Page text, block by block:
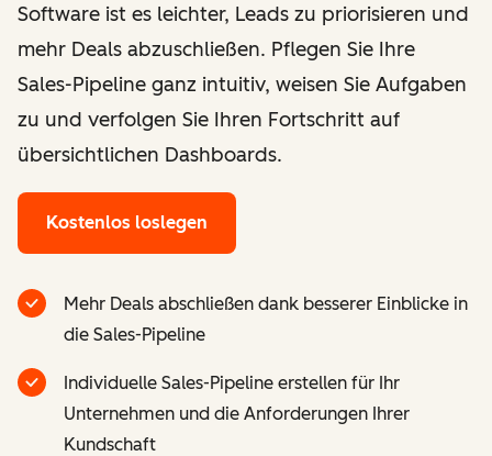
Software ist es leichter, Leads zu priorisieren und
mehr Deals abzuschließen. Pflegen Sie Ihre
Sales-Pipeline ganz intuitiv, weisen Sie Aufgaben
zu und verfolgen Sie Ihren Fortschritt auf
übersichtlichen Dashboards.
Kostenlos loslegen
Mehr Deals abschließen dank besserer Einblicke in
die Sales-Pipeline
Individuelle Sales-Pipeline erstellen für Ihr
Unternehmen und die Anforderungen Ihrer
Kundschaft